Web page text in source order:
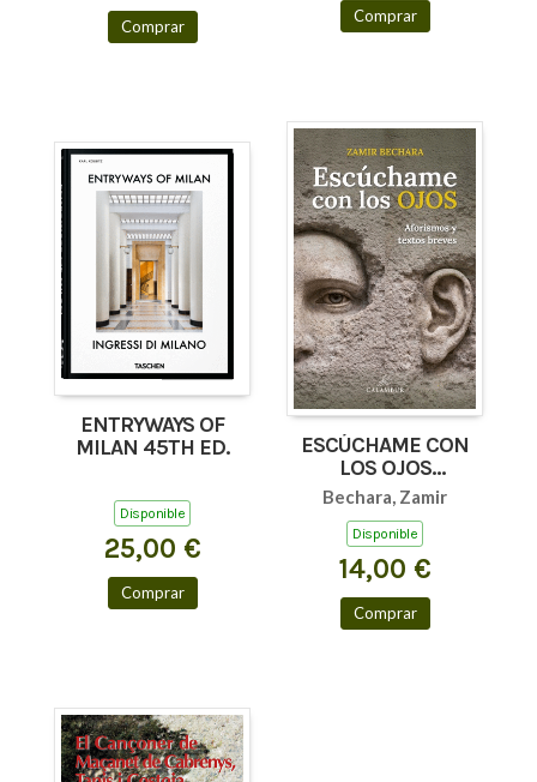
Comprar
Comprar
ENTRYWAYS OF
MILAN 45TH ED.
Disponible
25,00 €
Comprar
ESCÚCHAME CON
LOS OJOS
(AFORISMOS Y
TEXTOS BREVES)
Bechara, Zamir
Disponible
14,00 €
Comprar